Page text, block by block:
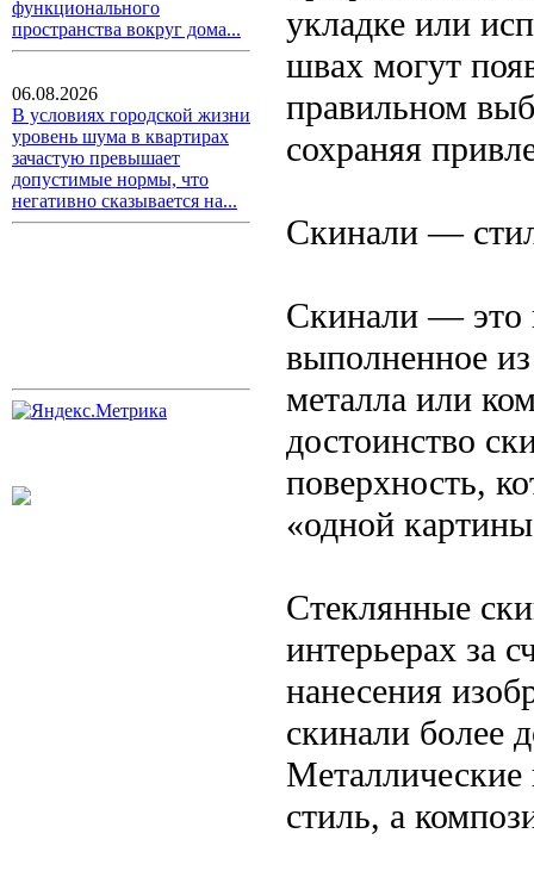
функционального
пространства вокруг дома...
06.08.2026
В условиях городской жизни
уровень шума в квартирах
зачастую превышает
допустимые нормы, что
негативно сказывается на...
укладке или
швах могут
правильном
сохраняя
Скинали —
Скинали — это
выполненное
металла или
достоинство
поверхность,
«одной
Стеклянные
интерьерах за
нанесения
скинали более
стиль, а